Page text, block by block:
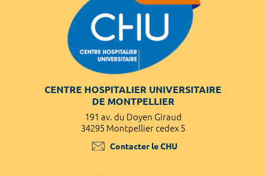
CENTRE HOSPITALIER UNIVERSITAIRE
DE MONTPELLIER
191 av. du Doyen Giraud
34295 Montpellier cedex 5
Contacter le CHU